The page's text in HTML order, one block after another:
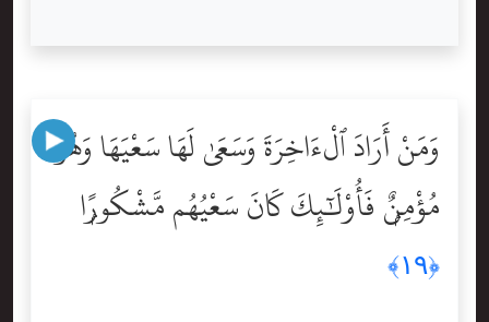
وَمَنْ أَرَادَ ٱلْءَاخِرَةَ وَسَعَىٰ لَهَا سَعْيَهَا وَهُوَ
مُؤْمِنٌۭ فَأُوْلَٰٓئِكَ كَانَ سَعْيُهُم مَّشْكُورًۭا
﴿١٩﴾